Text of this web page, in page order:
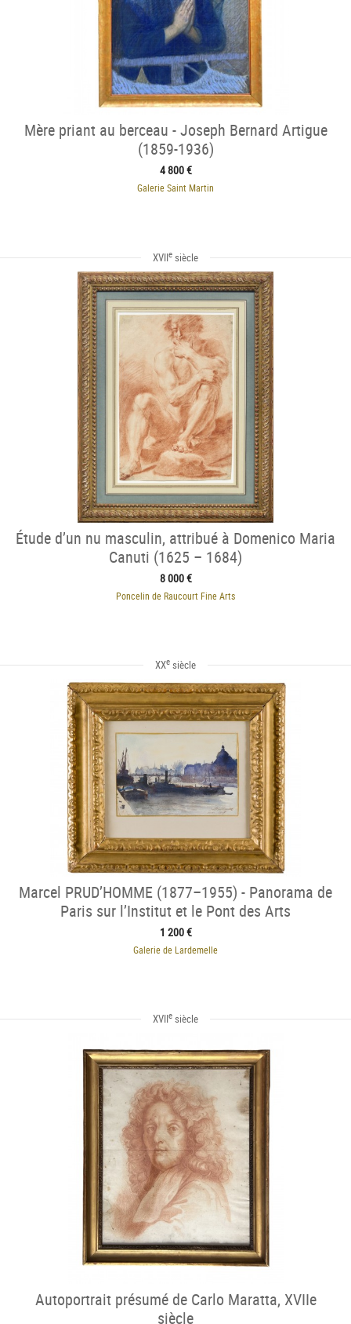
Mère priant au berceau - Joseph Bernard Artigue
(1859-1936)
4 800 €
Galerie Saint Martin
XVIIe siècle
Étude d’un nu masculin, attribué à Domenico Maria
Canuti (1625 – 1684)
8 000 €
Poncelin de Raucourt Fine Arts
XXe siècle
Marcel PRUD’HOMME (1877–1955) - Panorama de
Paris sur l’Institut et le Pont des Arts
1 200 €
Galerie de Lardemelle
XVIIe siècle
Autoportrait présumé de Carlo Maratta, XVIIe
siècle